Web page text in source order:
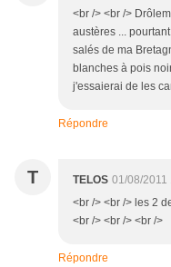
<br /> <br />
austères ...
salés de ma
blanches à pois
j'essaierai de les
Répondre
T TELOS 01/08/2011
<br /> <br /> les 2
<br /> <br /> <br />
Répondre